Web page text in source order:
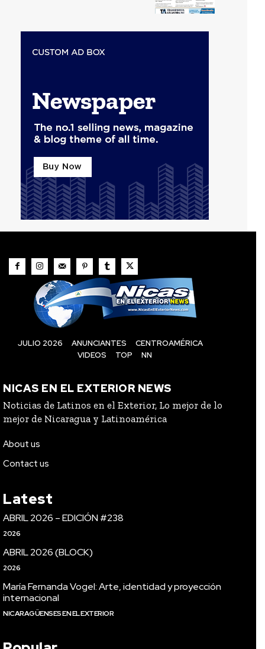
JULIO 2026 ANUNCIANTES
CENTROAMÉRICA
VIDEOS
TOP NN
NICAS EN EL EXTERIOR NEWS
Noticias de Latinos en el Exterior, Lo mejor de lo
mejor de Nicaragua y Latinoamérica
About us
Contact us
Latest
ABRIL 2026 – EDICIÓN #238
2026
ABRIL 2026 (BLOCK)
2026
María Fernanda Vogel: Arte, identidad y proyección
internacional
NICARAGÜENSES EN EL EXTERIOR